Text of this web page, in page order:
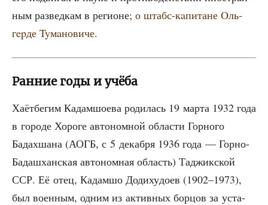
ным раз­вед­кам в реги­оне; о штабс-кaпи­тане Oль­
гep­де Tyмa­но­ви­че.
Ранние годы и учёба
Хаёт­бе­гим Кадам­шо­е­ва роди­лась 19 мар­та 1932 года
в горо­де Хоро­ге авто­ном­ной обла­сти Гор­но­го
Бадах­ша­на (АОГБ, с 5 декаб­ря 1936 года — Гор­но-
Бада­ш­хан­ская авто­ном­ная область) Таджик­ской
ССР. Её отец, Кадам­шо Доди­ху­до­ев (1902–1973),
был воен­ным, одним из актив­ных бор­цов за уста­